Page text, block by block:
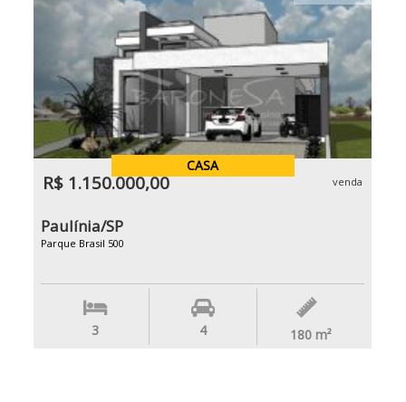
CASA
R$ 1.150.000,00 venda
Paulínia/SP
Parque Brasil 500
3 4 180 m²